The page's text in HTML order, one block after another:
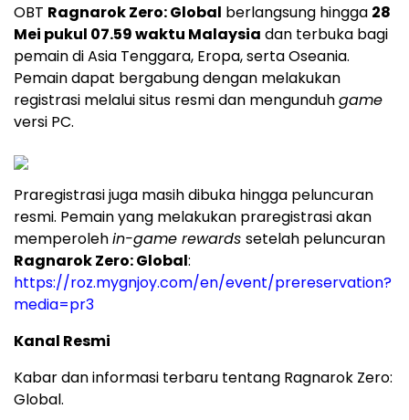
OBT Ragnarok Zero: Global berlangsung hingga 28
Mei pukul 07.59 waktu Malaysia dan terbuka bagi
pemain di Asia Tenggara, Eropa, serta Oseania.
Pemain dapat bergabung dengan melakukan
registrasi melalui situs resmi dan mengunduhgame
versi PC.
Praregistrasi juga masih dibuka hingga peluncuran
resmi. Pemain yang melakukan praregistrasi akan
memperolehin-game rewards setelah peluncuran
Ragnarok Zero: Global:
https://roz.mygnjoy.com/en/event/prereservation?
media=pr3
Kanal Resmi
Kabar dan informasi terbaru tentang Ragnarok Zero:
Global.